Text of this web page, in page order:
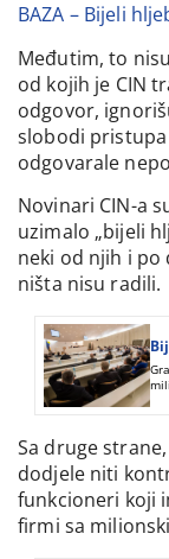
BAZA – Bijeli
Međutim, to
od kojih je CIN
odgovor,
slobodi
odgovarale
Novinari CIN-a
uzimalo „bijeli
neki od njih i
ništa nisu radili.
Sa druge
dodjele niti
funkcioneri koji
firmi sa